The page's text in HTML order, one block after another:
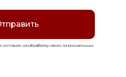
на обработку своих персональных